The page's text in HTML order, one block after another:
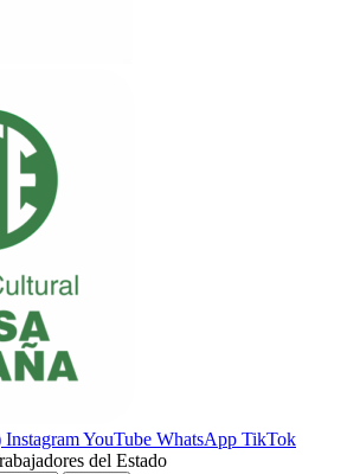
InstagramYouTube WhatsApp TikTok
del Estado